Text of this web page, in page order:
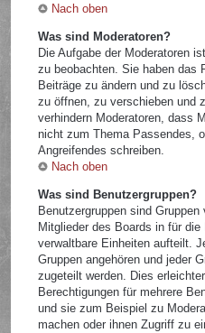
Nach oben
Was sind Moderatoren?
Die Aufgabe der Moderatoren
zu beobachten. Sie haben das
Beiträge zu ändern und zu
zu öffnen, zu verschieben und
verhindern Moderatoren, dass
nicht zum Thema Passendes,
Angreifendes schreiben.
Nach oben
Was sind Benutzergruppen?
Benutzergruppen sind
Mitglieder des Boards in für
verwaltbare Einheiten aufteilt.
Gruppen angehören und jeder
zugeteilt werden. Dies
Berechtigungen für mehrere
und sie zum Beispiel zu
machen oder ihnen Zugriff zu